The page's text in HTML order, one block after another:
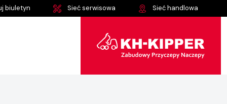
biuletyn Sieć serwisowa Sieć handlowa